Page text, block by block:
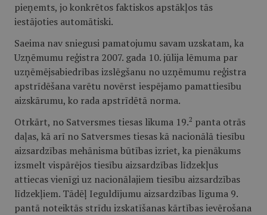
pieņemts, jo konkrētos faktiskos apstākļos tās
iestājoties automātiski.
Saeima nav sniegusi pamatojumu savam uzskatam, ka
Uzņēmumu reģistra 2007. gada 10. jūlija lēmuma par
uzņēmējsabiedrības izslēgšanu no uzņēmumu reģistra
apstrīdēšana varētu novērst iespējamo pamattiesību
aizskārumu, ko rada apstrīdētā norma.
Otrkārt, no Satversmes tiesas likuma 19.2 panta otrās
daļas, kā arī no Satversmes tiesas kā nacionālā tiesību
aizsardzības mehānisma būtības izriet, ka pienākums
izsmelt vispārējos tiesību aizsardzības līdzekļus
attiecas vienīgi uz nacionālajiem tiesību aizsardzības
līdzekļiem. Tādēļ Ieguldījumu aizsardzības līguma 9.
pantā noteiktās strīdu izskatīšanas kārtības ievērošana